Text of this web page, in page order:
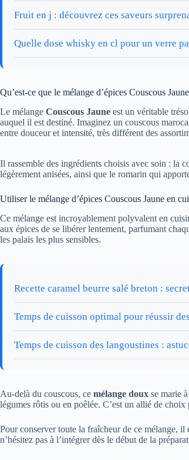
Fruit en j : découvrez ces saveurs
Quelle dose whisky en cl pour un verre
Qu’est-ce que le mélange d’épices Couscous
Le mélange Couscous Jaune est un véritable
auquel il est destiné. Imaginez un couscous
entre douceur et intensité, très différent des
Il rassemble des ingrédients choisis avec soin : la
légèrement anisées, ainsi que le romarin qui
Utiliser le mélange d’épices Couscous Jaune en
Ce mélange est incroyablement polyvalent en
aux épices de se libérer lentement, parfumant
les palais les plus sensibles.
Recette caramel beurre salé breton :
Temps de cuisson optimal pour réussir
Temps de cuisson des langoustines :
Au-delà du couscous, ce mélange doux se marie
légumes rôtis ou en poêlée. C’est un allié de
Pour conserver toute la fraîcheur de ce mélange, il
n’hésitez pas à l’intégrer dès le début de la